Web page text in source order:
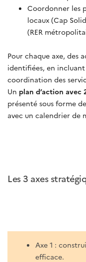
Coordonner les
locaux (Cap
(RER
Pour chaque axe,
identifiées, en
coordination des
Un plan d’action avec
présenté sous forme
avec un calendrier de
Les 3 axes
Axe 1 :
efficace.